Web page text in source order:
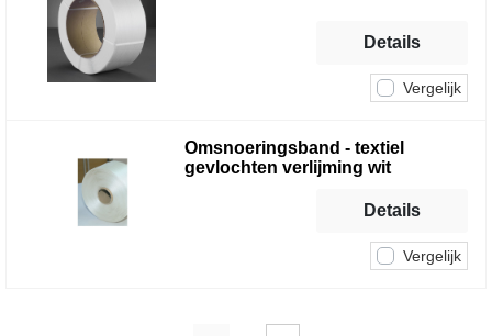
Vergelijk
Details
Omsnoeringsband - textiel
gevlochten verlijming wit
Vergelijk
Details